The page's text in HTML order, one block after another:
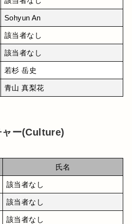
Sohyun An
該当者なし
該当者なし
若杉 岳史
青山 真梨花
ャー(Culture)
氏名
該当者なし
該当者なし
該当者なし